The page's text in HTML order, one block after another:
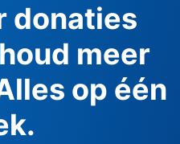
donaties
meer
op één